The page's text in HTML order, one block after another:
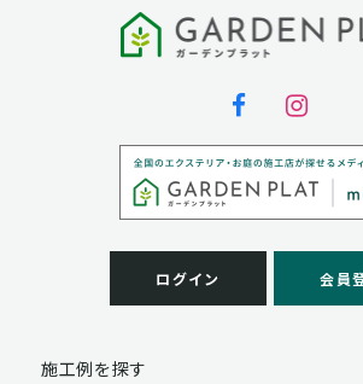
第三者への提供
弊社は法律で定められている場合を除い
個人情報の取扱い業務の委託
弊社は事業運営上、お客様により良いサ
るために業務の一部を外部に委託してお
客様には、貴殿の個人情報の利用目的の
理・機密保持などによりお客様の個人情
ログイン 会員
施工例を探す